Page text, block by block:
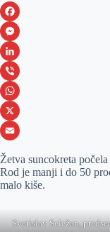
F
a
c
e
b
o
o
k
M
e
s
s
e
n
g
e
L
i
n
k
e
d
I
V
i
b
e
r
W
h
a
t
s
p
X
E
m
a
l
Žetva suncokreta
Rod je manji i do 50
malo kiše.
Svetislav Seležan,